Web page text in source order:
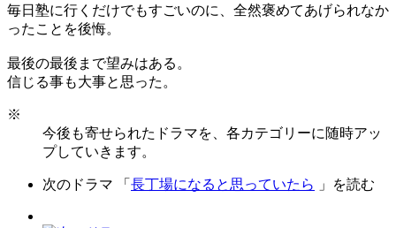
毎日塾に行くだけでもすごいのに、全然褒めてあげられなか
ったことを後悔。
最後の最後まで望みはある。
信じる事も大事と思った。
※
今後も寄せられたドラマを、各カテゴリーに随時アッ
プしていきます。
次のドラマ 「 長丁場になると思っていたら 」を読む